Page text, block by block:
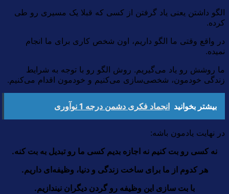
الگو داشتن یعنی یاد گرفتن از کسی که قبلا یک مسیری رو طی
کرده.
در واقع وقتی ما الگو داریم، اون شخص کاری برای ما انجام
نمیده.
ما روشش رو یاد می‌گیریم. روش الگو رو با توجه به شرایط
زندگی خودمون، شخصی‌سازی می‌کنیم و خودمون اقدام می‌کنیم.
بیشتر بخوانید انجماد فکری دشمن درجه 1 نوآوری
در نهایت یادمون باشه:
نه کسی رو بت کنیم نه اجازه بدیم کسی ما رو تبدیل به بت کنه.
هر کدوم از ما برای ساخت زندگی و دنیا، وظیفه‌ای داریم.
با بت سازی این وظیفه رو گردن دیگران نیندازیم.